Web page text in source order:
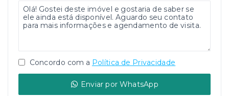
Concordo com a Política de Privacidade
Enviar por WhatsApp